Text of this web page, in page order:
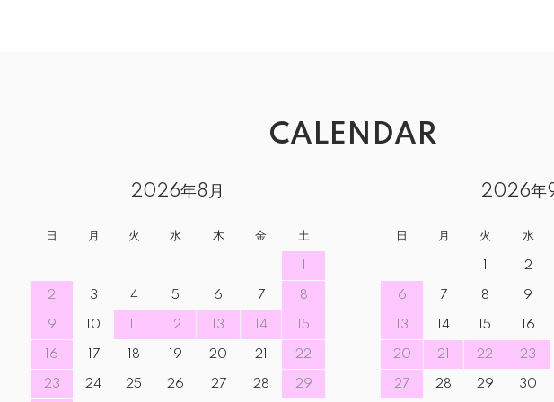
CALENDAR
2026年8月
日 月 火 水 木 金 土
2 3 4 5 6 7 8
9 10 12 13 14 15
16 17 18 19 20 21 22
23 24 25 26 27 28 29
2026年
日 月 火 水
2
6 7 8 9
13 14 15 16
20 21 22 23
27 28 29 30